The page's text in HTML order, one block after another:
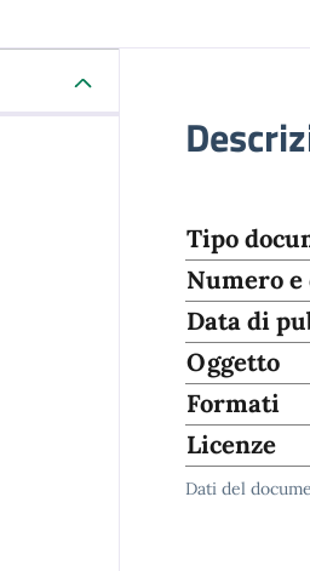
Dati del
Tipo
Numero e
Data di
Oggetto
Formati
Licenze